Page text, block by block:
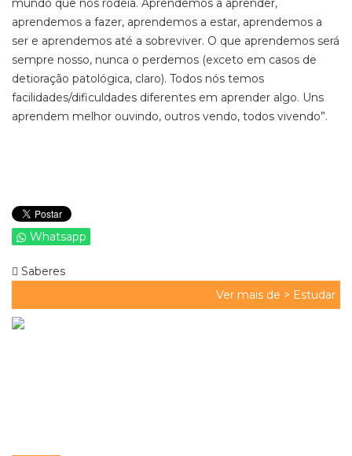
mundo que nos rodeia. Aprendemos a aprender,
aprendemos a fazer, aprendemos a estar, aprendemos a
ser e aprendemos até a sobreviver. O que aprendemos será
sempre nosso, nunca o perdemos (exceto em casos de
detioração patológica, claro). Todos nós temos
facilidades/dificuldades diferentes em aprender algo. Uns
aprendem melhor ouvindo, outros vendo, todos vivendo”.
Whatsapp
Saberes
Ver mais de > Estudar